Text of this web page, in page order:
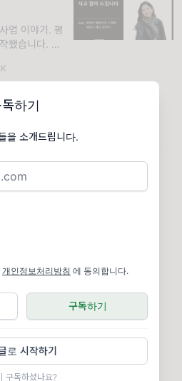
하기
을 소개드립니다.
개인정보처리방침 에 동의합니다.
구독하기
로 시작하기
구독하셨나요?
업 이야기. 평
했습니다. 금
혼자서 시작
서비스
개드립니다.